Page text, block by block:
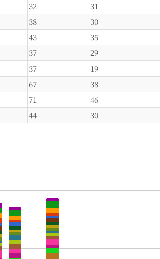
32
31
38
30
43
35
37
29
37
19
67
38
71
46
44 30